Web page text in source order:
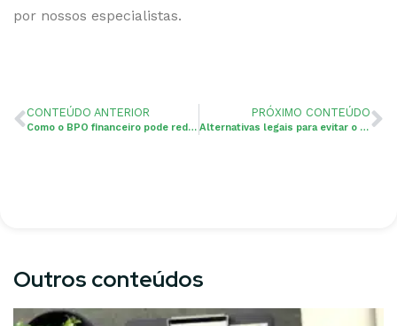
por nossos especialistas.
CONTEÚDO ANTERIOR
Como o BPO financeiro pode reduzir custos e aumentar a eficiência operacional
PRÓXIMO CONTEÚDO
Alternativas legais para evitar o DIFAL
Outros conteúdos